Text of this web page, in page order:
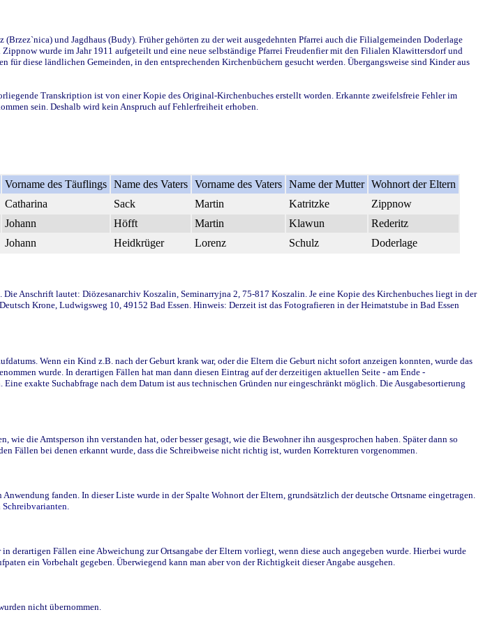
und Jagdhaus (Budy). Früher gehörten zu der weit ausgedehnten Pfarrei auch die Filialgemeinden Doderlage
wurde im Jahr 1911 aufgeteilt und eine neue selbständige Pfarrei Freudenfier mit den Filialen Klawittersdorf und
diese ländlichen Gemeinden, in den entsprechenden Kirchenbüchern gesucht werden. Übergangsweise sind Kinder aus
Transkription ist von einer Kopie des Original-Kirchenbuches erstellt worden. Erkannte zweifelsfreie Fehler im
sein. Deshalb wird kein Anspruch auf Fehlerfreiheit erhoben.
Vorname des Täuflings Name des Vaters Vorname des Vaters Name der Mutter Wohnort der Eltern
Catharina Sack Martin Katritzke
Zippnow
Johann Höfft Martin Klawun
Rederitz
Johann Heidkrüger Lorenz Schulz Doderlage
Anschrift lautet: Diözesanarchiv Koszalin, Seminarryjna 2, 75-817 Koszalin. Je eine Kopie des Kirchenbuches liegt in der
Krone, Ludwigsweg 10, 49152 Bad Essen. Hinweis: Derzeit ist das Fotografieren in der Heimatstube in Bad Essen
Wenn ein Kind z.B. nach der Geburt krank war, oder die Eltern die Geburt nicht sofort anzeigen konnten, wurde das
wurde. In derartigen Fällen hat man dann diesen Eintrag auf der derzeitigen aktuellen Seite - am Ende -
exakte Suchabfrage nach dem Datum ist aus technischen Gründen nur eingeschränkt möglich. Die Ausgabesortierung
die Amtsperson ihn verstanden hat, oder besser gesagt, wie die Bewohner ihn ausgesprochen haben. Später dann so
Fällen bei denen erkannt wurde, dass die Schreibweise nicht richtig ist, wurden Korrekturen vorgenommen.
fanden. In dieser Liste wurde in der Spalte Wohnort der Eltern, grundsätzlich der deutsche Ortsname eingetragen.
derartigen Fällen eine Abweichung zur Ortsangabe der Eltern vorliegt, wenn diese auch angegeben wurde. Hierbei wurde
ein Vorbehalt gegeben. Überwiegend kann man aber von der Richtigkeit dieser Angabe ausgehen.
nicht übernommen.